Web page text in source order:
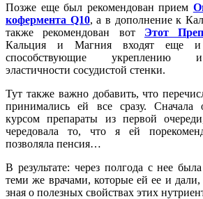
Позже еще был рекомендован прием
кофермента Q10, а в дополнение к
также рекомендован вот Этот
Кальция и Магния входят еще и
способствующие укреплению
эластичности сосудистой стенки.
Тут также важно добавить, что
принимались ей все сразу.
курсом препараты из первой
чередовала то, что я ей
позволяла пенсия…
В результате: через полгода с нее
теми же врачами, которые ей ее и
зная о полезных свойствах этих